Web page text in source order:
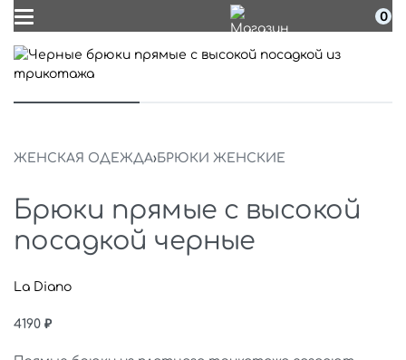
0
ЖЕНСКАЯ ОДЕЖДА›БРЮКИ ЖЕНСКИЕ
Брюки прямые с высокой
посадкой черные
La Diano
4190 ₽